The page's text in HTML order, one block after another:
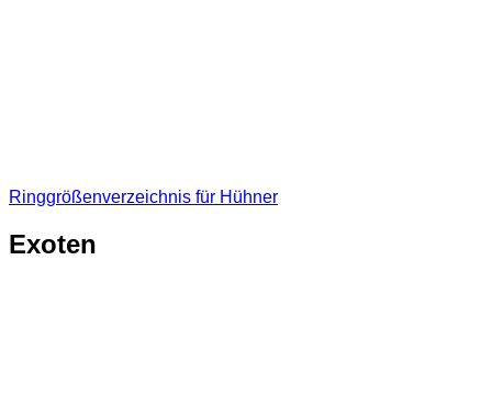
Ringgrößenverzeichnis für Hühner
Exoten